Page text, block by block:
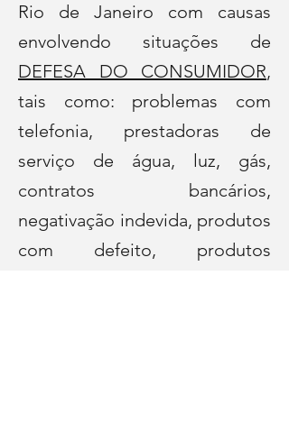
Rio de Janeiro com causas
envolvendo situações de
DEFESA DO CONSUMIDOR,
tais como: problemas com
telefonia, prestadoras de
serviço de água, luz, gás,
contratos bancários,
negativação indevida, produtos
com defeito, produtos